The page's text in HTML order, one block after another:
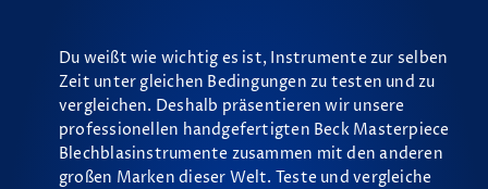
Du weißt wie wichtig es ist, Instrumente zur selben
Zeit unter gleichen Bedingungen zu testen und zu
vergleichen. Deshalb präsentieren wir unsere
professionellen handgefertigten Beck Masterpiece
Blechblasinstrumente zusammen mit den anderen
großen Marken dieser Welt. Teste und vergleiche